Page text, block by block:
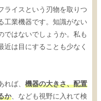
ライスという刃物を取りつ
工業機器です。知識がない
ではないでしょうか。私も
は目にすることも少なく
ば、 機器の大きさ、配置
か、なども視野に入れて検